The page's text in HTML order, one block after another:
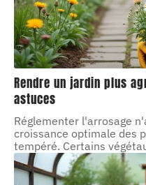
Rendre un jardin plus
astuces
Réglementer l'arrosage
croissance optimale des
tempéré. Certains